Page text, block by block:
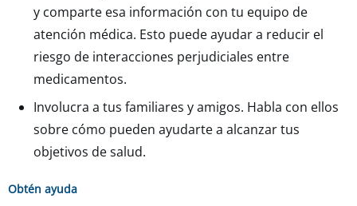
y comparte esa información con tu equipo de
atención médica. Esto puede ayudar a reducir el
riesgo de interacciones perjudiciales entre
medicamentos.
Involucra a tus familiares y amigos. Habla con ellos
sobre cómo pueden ayudarte a alcanzar tus
objetivos de salud.
Obtén ayuda